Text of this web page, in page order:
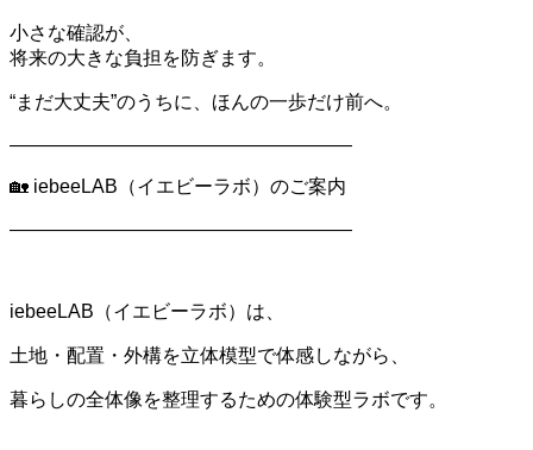
小さな確認が、
将来の大きな負担を防ぎます。
“まだ大丈夫”のうちに、ほんの一歩だけ前へ。
――――――――――――――――――
🏡 iebeeLAB（イエビーラボ）のご案内
――――――――――――――――――
iebeeLAB（イエビーラボ）は、
土地・配置・外構を立体模型で体感しながら、
暮らしの全体像を整理するための体験型ラボです。